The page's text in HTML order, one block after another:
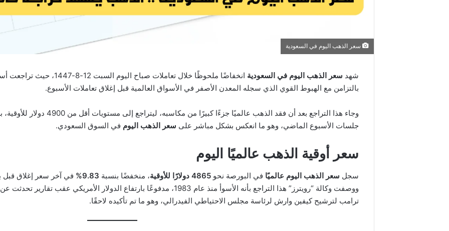
سعر الذهب اليوم في السعودية
شهد سعر الذهب اليوم في السعودية
انخفاضًا ملحوظًا خلال تعاملات
بالتزامن مع الهبوط القوي الذي سجله المعدن الأصفر في الأسواق العالمية قبل إغلاق تعاملات الأسبوع.
جلسات الأسبوع الماضي، وهو ما انعكس بشكل مباشر على سعر الذهب اليوم في السوق السعودي.
سعر أوقية الذهب عالميًا اليوم
سجل سعر الذهب اليوم عالميًا في البورصة نحو4865 دولارًا للأوقية ، منخفضًا بنسبة 9.83%
في آخر سعر إغلاق قبل
ووصفت وكالة “رويترز” هذا التراجع بأنه الأسوأ منذ عام 1983، مدفوعًا بارتفاع الدولار
ترامب لترشيح كيفين وارش لرئاسة مجلس الاحتياطي الفيدرالي، وهو ما تم تأكيده لاحقًا.